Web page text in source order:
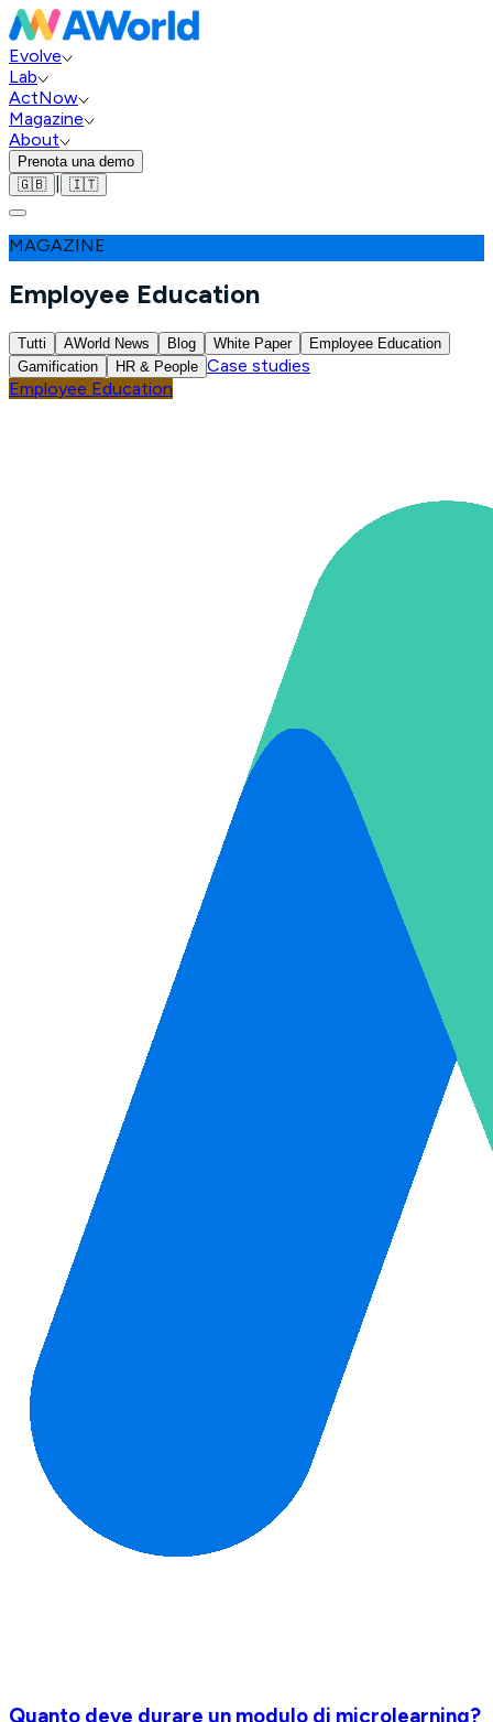
Evolve
Lab
ActNow
Magazine
About
Prenota una demo
🇬🇧
🇮🇹
MAGAZINE
Employee Education
Tutti AWorld News Blog White Paper
Employee Education
Gamification
HR & People Case studies
Employee Education
Quanto deve durare un modulo di microlearning?